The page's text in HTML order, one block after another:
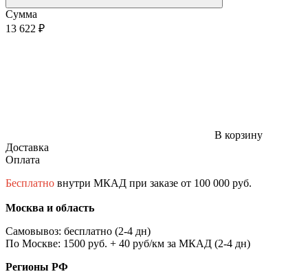
Сумма
13 622 ₽
В корзину
Доставка
Оплата
Бесплатно внутри МКАД при заказе от 100 000 руб.
Москва и область
Самовывоз: бесплатно (2-4 дн)
По Москве: 1500 руб. + 40 руб/км за МКАД (2-4 дн)
Регионы РФ